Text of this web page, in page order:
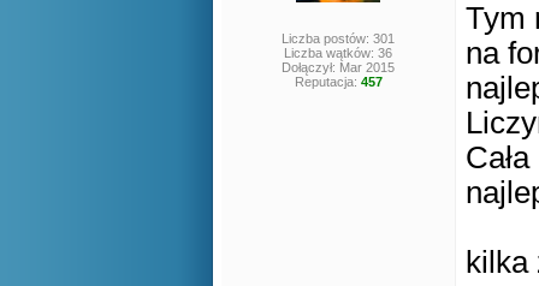
Liczba postów: 301
Liczba wątków: 36
Dołączył: Mar 2015
Reputacja: 457
Tym
na
kilka